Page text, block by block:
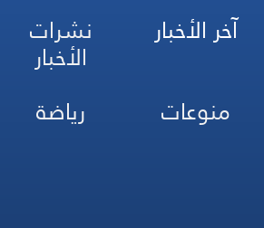
آخر الأخبار نشرات
الأخبار
منوعات
رياضة